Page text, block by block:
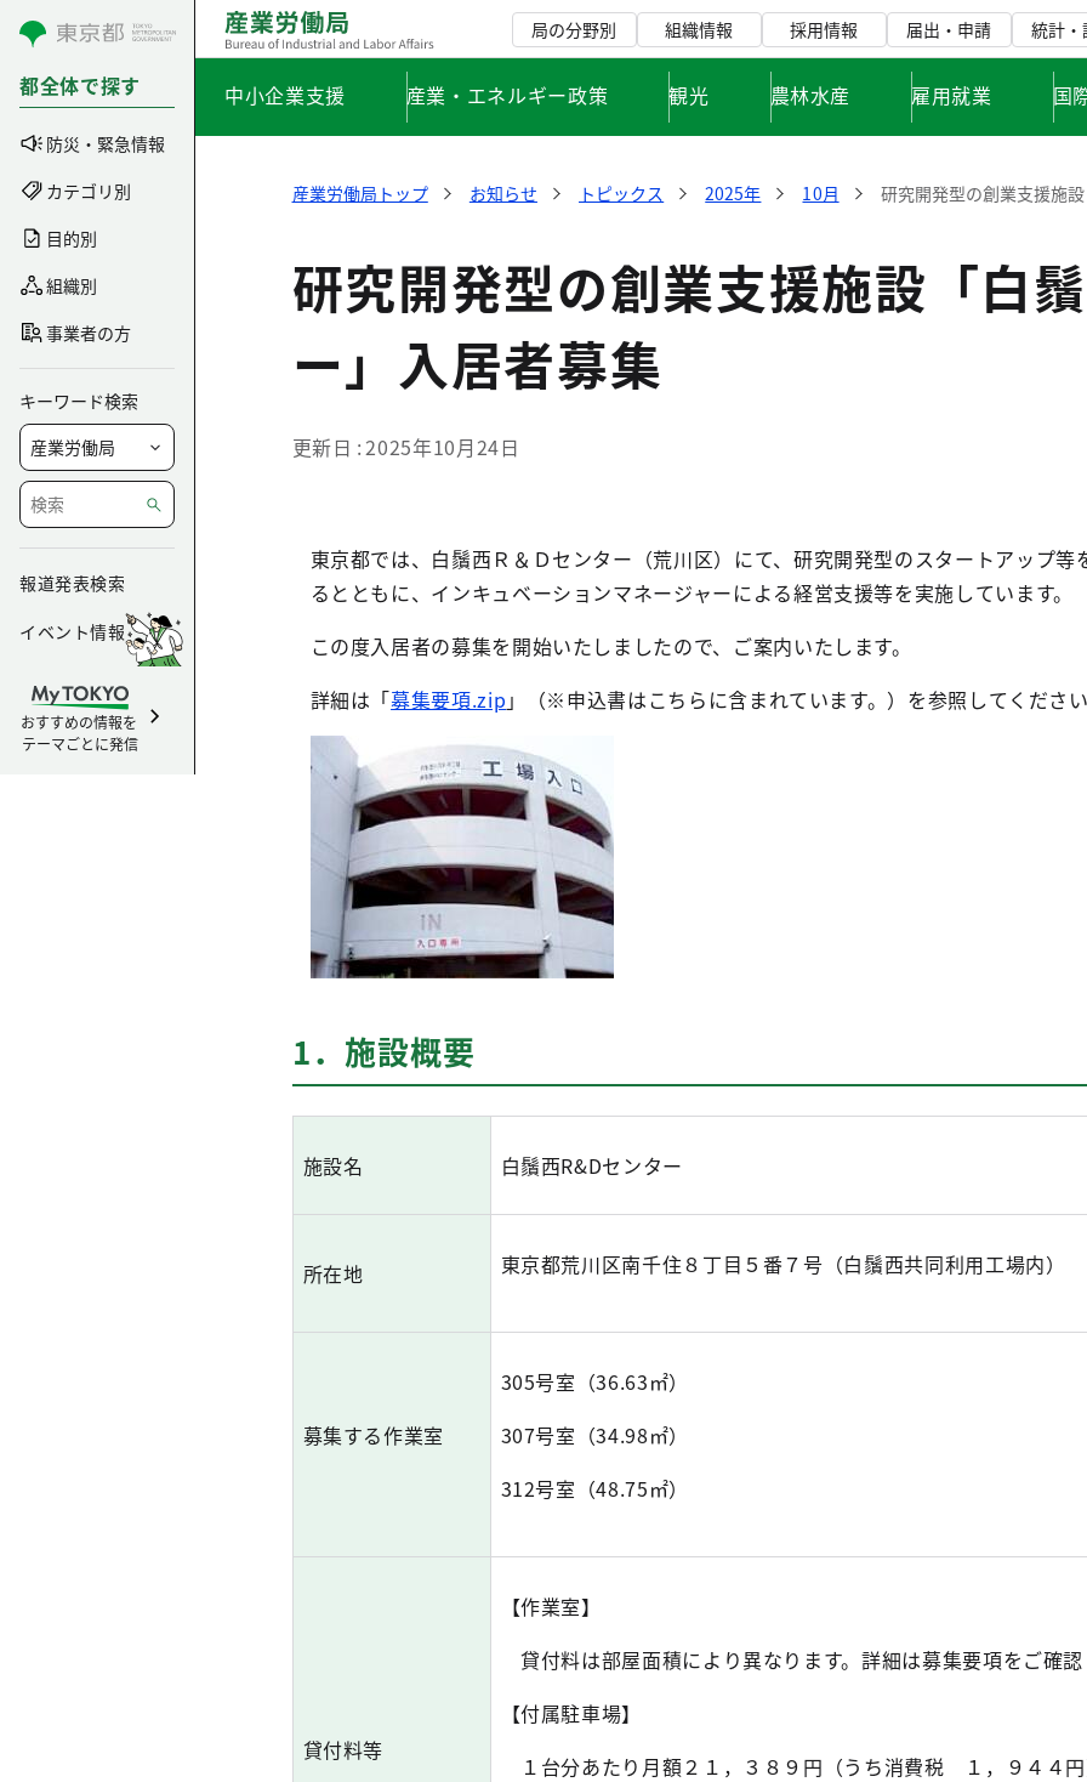
コンテンツにスキップ
都全体で探す
防災・緊急情報
カテゴリ別
目的別
組織別
事業者の方
キーワード検索
報道発表検索
イベント情報
おすすめの情報を
テーマごとに発信
局の分野別 組織情報 採用情報 届出・申請 統計・
中小企業支援 産業・エネルギー政策 観光 農林水産 雇用就業 国
産業労働局トップ お知らせ トピックス 2025年 10月 研究開発型の創業支援施
研究開発型の創業支援施設「白
ー」入居者募集
更新日 2025年10月24日
東京都では、白鬚西Ｒ＆Ｄセンター（荒川区）にて、研究開発型のスタートアップ
るとともに、インキュベーションマネージャーによる経営支援等を実施しています。
この度入居者の募集を開始いたしましたので、ご案内いたします。
詳細は「募集要項.zip 」（※申込書はこちらに含まれています。）を参照してくださ
1．施設概要
施設名 白鬚西R&Dセンター
所在地 東京都荒川区南千住８丁目５番７号 （白鬚西共同利用工場内）
募集する作業室
305号室（36.63㎡）
307号室（34.98㎡）
312号室（48.75㎡）
貸付料等
【作業室】
貸付料は部屋面積により異なります。詳細は募集要項をご確
【付属駐車場】
１台分あたり月額２１，３８９円（うち消費税 １，９４４